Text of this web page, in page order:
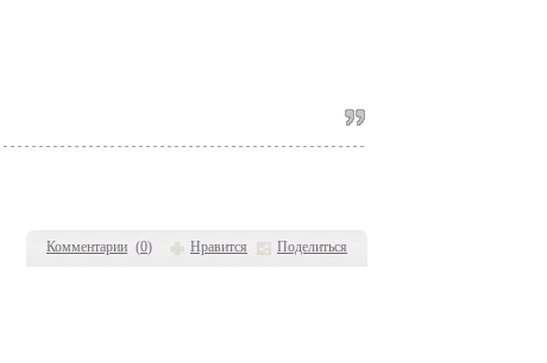
Комментарии (0) Нравится Поделиться